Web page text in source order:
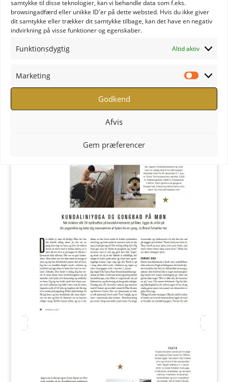
samtykke til disse teknologier, kan vi behandle data som f.eks.
browsingadfærd eller unikke ID'er på dette websted. Hvis du ikke giver
dit samtykke eller trækker dit samtykke tilbage, kan det have en negativ
indvirkning på visse funktioner og egenskaber.
Funktionsdygtig Altid aktiv
Marketing
Godkend
Afvis
Gem præferencer